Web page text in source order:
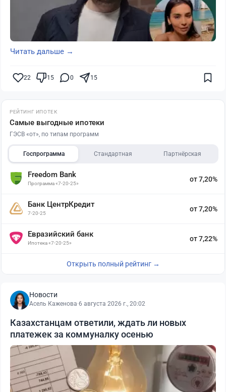
Читать дальше →
22 15 0 15
РЕЙТИНГ ИПОТЕК
Самые выгодные ипотеки
ГЭСВ «от», по типам программ
Госпрограмма Стандартная Партнёрская
Freedom Bank
Программа «7-20-25»
от 7,20%
Банк ЦентрКредит
7-20-25
от 7,20%
Евразийский банк
Ипотека «7-20-25»
от 7,22%
Открыть полный рейтинг →
Новости
Асель Каженова·6 августа 2026 г., 20:02
Казахстанцам ответили, ждать ли новых
платежек за коммуналку осенью